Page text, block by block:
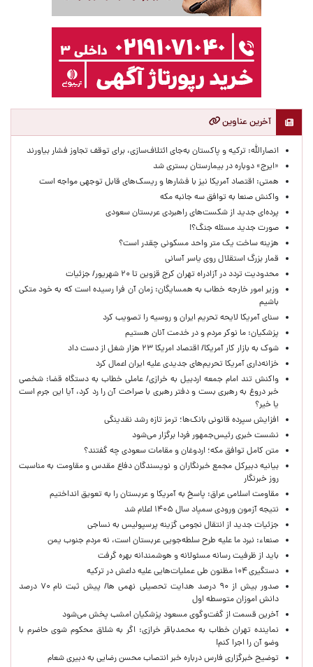
آخرین عناوین
انصارالله: ترکیه و پاکستان به‌جای ائتلاف‌سازی، برای توقف تجاوز فشار بیاورند
«ایرج» دوباره در بیمارستان بستری شد
همتی: اقتصاد آمریکا نیز با فشارها و ریسک‌های قابل توجهی مواجه است
واکنش صنعا به توافق سه جانبه مکه
پرده‌ای جدید از شکست‌های راهبردی عربستان سعودی
صورت جدید مسئله جنگ؟!
هزینه ساخت یک متر واحد مسکونی چقدر است؟
قمار بزرگ استقلال روی یاسر آسانی
محدودیت تردد در آزادراه تهران کرج قزوین تا ۲۰ شهریور/ جزئیات
وزیر امور خارجه خطاب به همسایگان: زمان آن فرا رسیده است که به خود متکی
باشیم
سنای آمریکا لایحه تحریم ایران و روسیه را تصویب کرد
پزشکیان: ما نوکر مردم و در خدمت آنان هستیم
شوک به بازار کار آمریکا/ اقتصاد امریکا ۲۳ هزار شغل از دست داد
خزانه‌داری آمریکا تحریم‌های جدیدی علیه ایران اعمال کرد
واکنش تند امام جمعه اردبیل به خرازی/ عاملی خطاب به دستگاه قضا: شخصی
خبر دروغ به رهبری بست و دفتر رهبری با صراحت آن را رد کرد، آیا این جرم است
یا خیر؟
افزایش سپرده قانونی بانک‌ها؛ ترمز تازه رشد نقدینگی
نشست خبری رئیس‌جمهور فردا برگزار می‌شود
متن کامل توافق مکه؛ اردوغان و مقامات سعودی چه گفتند؟
بیانیه دبیرکل مجمع خبرنگاران و نویسندگان دفاع مقدس و مقاومت به مناسبت
روز خبرنگار
مقاومت اسلامی عراق: پاسخ به آمریکا و عربستان را به تعویق انداختیم
نتیجه آزمون ورودی سمپاد سال ۱۴۰۵ اعلام شد
جزئیات جدید از انتقال نجومی گزینه پرسپولیس به نساجی
صنعاء: نبرد ما علیه طرح سلطه‌جویی عربستان است، نه مردم جنوب یمن
باید از ظرفیت رسانه مسئولانه و هوشمندانه بهره گرفت
دستگیری ۱۰۴ مظنون طی عملیات‌هایی علیه داعش در ترکیه
صدور بیش از ۹۰ درصد هدایت تحصیلی نهمی ها/ پیش ثبت نام ۷۰ درصد
دانش اموزان متوسطه اول
آخرین قسمت از گفت‌وگوی مسعود پزشکیان امشب پخش می‌شود
نماینده تهران خطاب به محمدباقر خرازی: اگر به شلاق محکوم شوی حاضرم با
وضو آن را اجرا کنم!
توضیح خبرگزاری فارس درباره خبر انتصاب محسن رضایی به دبیری شعام